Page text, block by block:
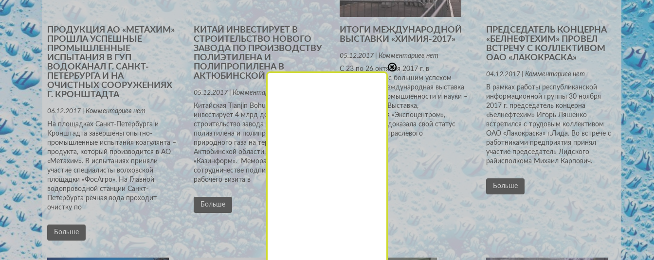
ПРОДУКЦИЯ АО «МЕТАХИМ»
ПРОШЛА УСПЕШНЫЕ
ПРОМЫШЛЕННЫЕ
ИСПЫТАНИЯ В ГУП
ВОДОКАНАЛ Г. САНКТ-
ПЕТЕРБУРГА И НА
ОЧИСТНЫХ СООРУЖЕНИЯХ
Г. КРОНШТАДТА
06.12.2017 | Комментариев нет
На площадках Санкт-Петербурга и
Кронштадта завершены опытно-
промышленные испытания коагулянта –
продукта, который производится в АО
«Метахим». В испытаниях приняли
участие специалисты волховской
площадки «ФосАгро». На Главной
водопроводной станции Санкт-
Петербурга речная вода проходит
очистку по
Больше
КИТАЙ ИНВЕСТИРУЕТ В
СТРОИТЕЛЬСТВО НОВОГО
ЗАВОДА ПО ПРОИЗВОДСТВУ
ПОЛИЭТИЛЕНА И
ПОЛИПРОПИЛЕНА В
АКТЮБИНСКОЙ ОБЛАСТИ
05.12.2017 | Комментариев нет
Китайская Tianjin Bohua Petrochemical
инвестирует 4 млрд долл. в
строительство завода по производству
полиэтилена и полипропилена из
природного газа на территории
Актюбинской области, передает
«Казинформ». Меморандум о
сотрудничестве подписан в рамках
рабочего визита в
Больше
ИТОГИ МЕЖДУНАРОДНОЙ
ВЫСТАВКИ «ХИМИЯ-2017»
05.12.2017 | Комментариев нет
С 23 по 26 октября 2017 г. в
«Экспоцентре» с большим успехом
прошла 20-я международная выставка
химической промышленности и науки –
«Химия-2017». Выставка,
организованная «Экспоцентром»,
очередной раз доказала свой статус
крупнейшего отраслевого
ПРЕДСЕДАТЕЛЬ КОНЦЕРНА
«БЕЛНЕФТЕХИМ» ПРОВЕЛ
ВСТРЕЧУ С КОЛЛЕКТИВОМ
ОАО «ЛАКОКРАСКА»
04.12.2017 | Комментариев нет
В рамках работы республиканской
информационной группы 30 ноября
2017 г. председатель концерна
«Белнефтехим» Игорь Ляшенко
встретился с трудовым коллективом
ОАО «Лакокраска» г.Лида. Во встрече с
работниками предприятия принял
участие председатель Лидского
райисполкома Михаил Карпович.
Больше